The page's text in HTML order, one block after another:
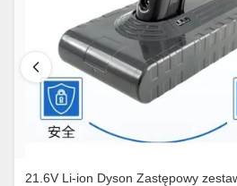
21.6V Li-ion Dyson Zastępowy